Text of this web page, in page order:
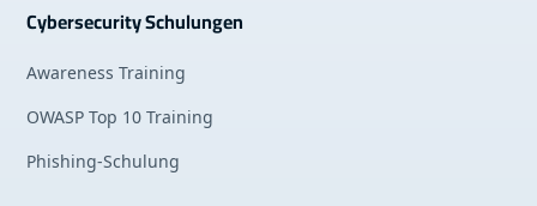
Cybersecurity Schulungen
Awareness Training
OWASP Top 10 Training
Phishing-Schulung